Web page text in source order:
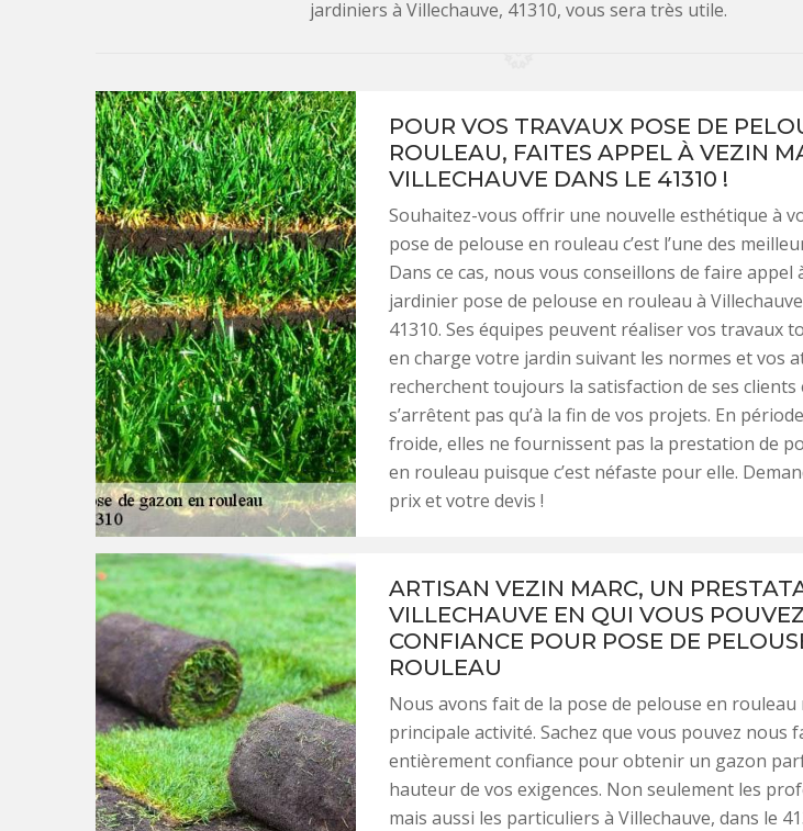
jardiniers à Villechauve, 41310, vous sera très utile.
POUR VOS TRAVAUX POSE DE
ROULEAU, FAITES APPEL À VEZIN
VILLECHAUVE DANS LE 41310 !
Souhaitez-vous offrir une nouvelle esthétique à
pose de pelouse en rouleau c’est l’une des
Dans ce cas, nous vous conseillons de faire appel
jardinier pose de pelouse en rouleau à
41310. Ses équipes peuvent réaliser vos travaux
en charge votre jardin suivant les normes et vos
recherchent toujours la satisfaction de ses clients
s’arrêtent pas qu’à la fin de vos projets. En
froide, elles ne fournissent pas la prestation de
en rouleau puisque c’est néfaste pour elle.
prix et votre devis !
ARTISAN VEZIN MARC, UN
VILLECHAUVE EN QUI VOUS
CONFIANCE POUR POSE DE
ROULEAU
Nous avons fait de la pose de pelouse en
principale activité. Sachez que vous pouvez nous
entièrement confiance pour obtenir un gazon
hauteur de vos exigences. Non seulement les
mais aussi les particuliers à Villechauve, dans le